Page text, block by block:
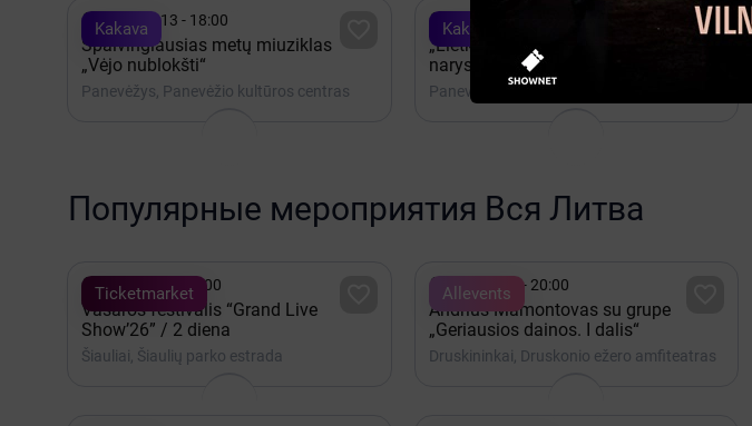
Kakava
Ноябрь 13 - 18:00
Spalvingiausias metų miuziklas
„Vėjo nublokšti“
Panevėžys, Panevėžio kultūros centras
Kakava 
 Сентябрь 01 - Июнь 30
„Lietkabelis“ 2026–2027 m. sezono
narystė
Panevėžys, Kalnapilio arena
Популярные мероприятия Вся Литва
Ticketmarket
Август 08 - 19:00
Vasaros festivalis “Grand Live
Show’26” / 2 diena
Šiauliai, Šiaulių parko estrada
Allevents
 Август 22 - 20:00
Andrius Mamontovas su grupe
„Geriausios dainos. I dalis“
Druskininkai, Druskonio ežero amfiteatras